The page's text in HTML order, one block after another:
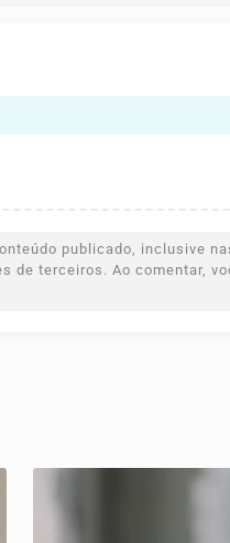
publicado, inclusive
de terceiros. Ao comentar,